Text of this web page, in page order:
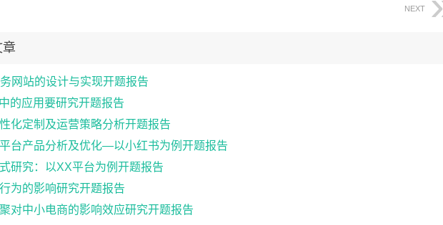
NEXT
网站的设计与实现开题报告
的应用要研究开题报告
化定制及运营策略分析开题报告
台产品分析及优化—以小红书为例开题报告
研究：以XX平台为例开题报告
为的影响研究开题报告
对中小电商的影响效应研究开题报告